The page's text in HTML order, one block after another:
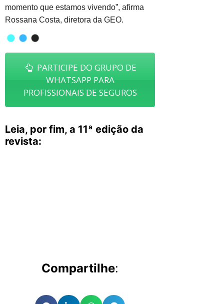
momento que estamos vivendo”, afirma
Rossana Costa, diretora da GEO.
PARTICIPE DO GRUPO DE
WHATSAPP PARA
PROFISSIONAIS DE SEGUROS
Leia, por fim, a 11ª edição da
revista:
Compartilhe: